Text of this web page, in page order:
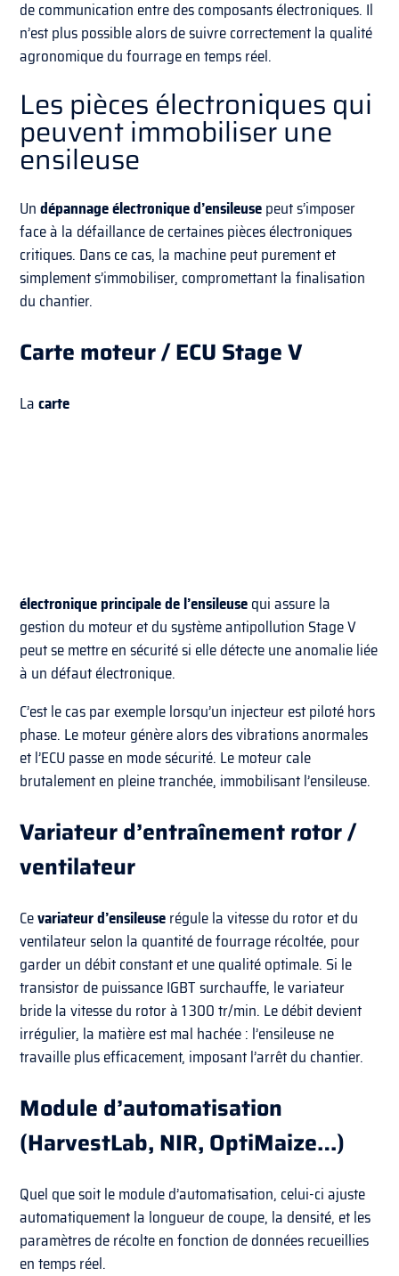
de communication entre des composants électroniques. Il
n’est plus possible alors de suivre correctement la qualité
agronomique du fourrage en temps réel.
Les pièces électroniques qui
peuvent immobiliser une
ensileuse
Undépannage électronique d’ensileusepeut s’imposer
face à la défaillance de certaines pièces électroniques
critiques. Dans ce cas, la machine peut purement et
simplement s’immobiliser, compromettant la finalisation
du chantier.
Carte moteur / ECU Stage V
Lacarte
électronique principale de l’ensileusequi assure la
gestion du moteur et du système antipollution Stage V
peut se mettre en sécurité si elle détecte une anomalie liée
à un défaut électronique.
C’est le cas par exemple lorsqu’un injecteur est piloté hors
phase. Le moteur génère alors des vibrations anormales
et l’ECU passe en mode sécurité. Le moteur cale
brutalement en pleine tranchée, immobilisant l’ensileuse.
Variateur d’entraînement rotor /
ventilateur
Cevariateur d’ensileuserégule la vitesse du rotor et du
ventilateur selon la quantité de fourrage récoltée, pour
garder un débit constant et une qualité optimale. Si le
transistor de puissance IGBT surchauffe, le variateur
bride la vitesse du rotor à 1 300 tr/min. Le débit devient
irrégulier, la matière est mal hachée : l’ensileuse ne
travaille plus efficacement, imposant l’arrêt du chantier.
Module d’automatisation
(HarvestLab, NIR, OptiMaize…)
Quel que soit le module d’automatisation, celui-ci ajuste
automatiquement la longueur de coupe, la densité, et les
paramètres de récolte en fonction de données recueillies
en temps réel.